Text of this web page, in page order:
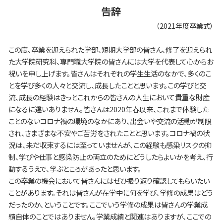
告辞
（2021年度卒業式）
この度、卒業を迎えられた学部、短期大学部の皆さん、修了を迎えられ
た大学院研究科、専門職大学院の皆さんには大学を代表して心からお
祝いを申し上げます。皆さんはそれぞれの学生生活のなかで、多くのこ
とを学び多くの人々と交流し、成長したことと思います。この学びと交
流、成長の経験はきっとこれからの皆さんの人生において貴重な財産
になるに違いありません。皆さんは2020年春以来、これまで体験した
ことのないコロナ禍の環境のなかにあり、出会いや交流の活動が制限
され、さまざまな不安やご苦労をされたことと思います。コロナ禍の状
況は、未だ収束するには至っていませんが、この経験も感染リスクの抑
制、学びや仕事と感染防止の両立のためにどうしたらよいかを考え、行
動するうえで、学ぶところがあったと思います。
この卒業の機会において皆さんにはぜひ振り返り確認してもらいたい
ことがあります。それは皆さんが在学中に何を学び、学修の成果はどう
だったのか、ということです。ここでいう学修の成果は皆さんの学業成
績自体のことではありません。学業成績と関連はありますが、ここでの